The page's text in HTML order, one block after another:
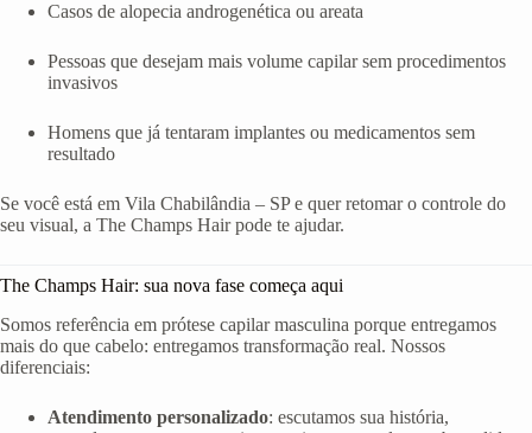
Casos de alopecia androgenética ou areata
Pessoas que desejam mais volume capilar sem procedimentos
invasivos
Homens que já tentaram implantes ou medicamentos sem
resultado
Se você está em Vila Chabilândia – SP e quer retomar o controle do
seu visual, a The Champs Hair pode te ajudar.
The Champs Hair: sua nova fase começa aqui
Somos referência em prótese capilar masculina porque entregamos
mais do que cabelo: entregamos transformação real. Nossos
diferenciais:
Atendimento personalizado: escutamos sua história,